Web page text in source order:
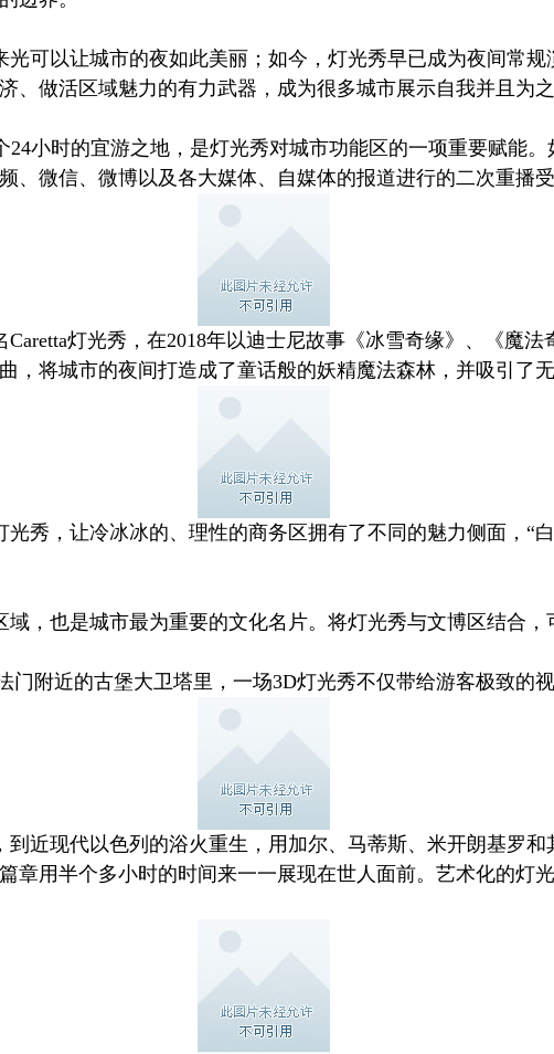
可以让城市的夜如此美丽；如今，灯光秀早已成为夜间常
做活区域魅力的有力武器，成为很多城市展示自我并且为之
小时的宜游之地，是灯光秀对城市功能区的一项重要赋能。
、微信、微博以及各大媒体、自媒体的报道进行的二次重播
灯光秀，在2018年以迪士尼故事《冰雪奇缘》、《魔
，将城市的夜间打造成了童话般的妖精魔法森林，并吸引了
秀，让冷冰冰的、理性的商务区拥有了不同的魅力侧面，“
，也是城市最为重要的文化名片。将灯光秀与文博区结合
附近的古堡大卫塔里，一场3D灯光秀不仅带给游客极致的
到近现代以色列的浴火重生，用加尔、马蒂斯、米开朗基罗
章用半个多小时的时间来一一展现在世人面前。艺术化的灯